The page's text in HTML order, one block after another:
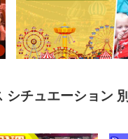
シチュエーション 別